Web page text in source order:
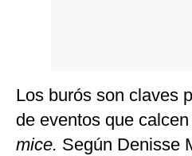
Los burós son claves
de eventos que
mice. Según Denisse